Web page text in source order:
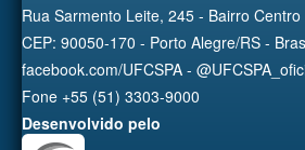
Rua Sarmento Leite, 245 - Bairro Centro
CEP: 90050-170 - Porto Alegre/RS -
facebook.com/UFCSPA -
Fone +55 (51) 3303-9000
Desenvolvido pelo